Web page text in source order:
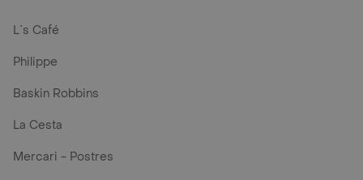
L´s Café
Philippe
Baskin Robbins
La Cesta
Mercari - Postres